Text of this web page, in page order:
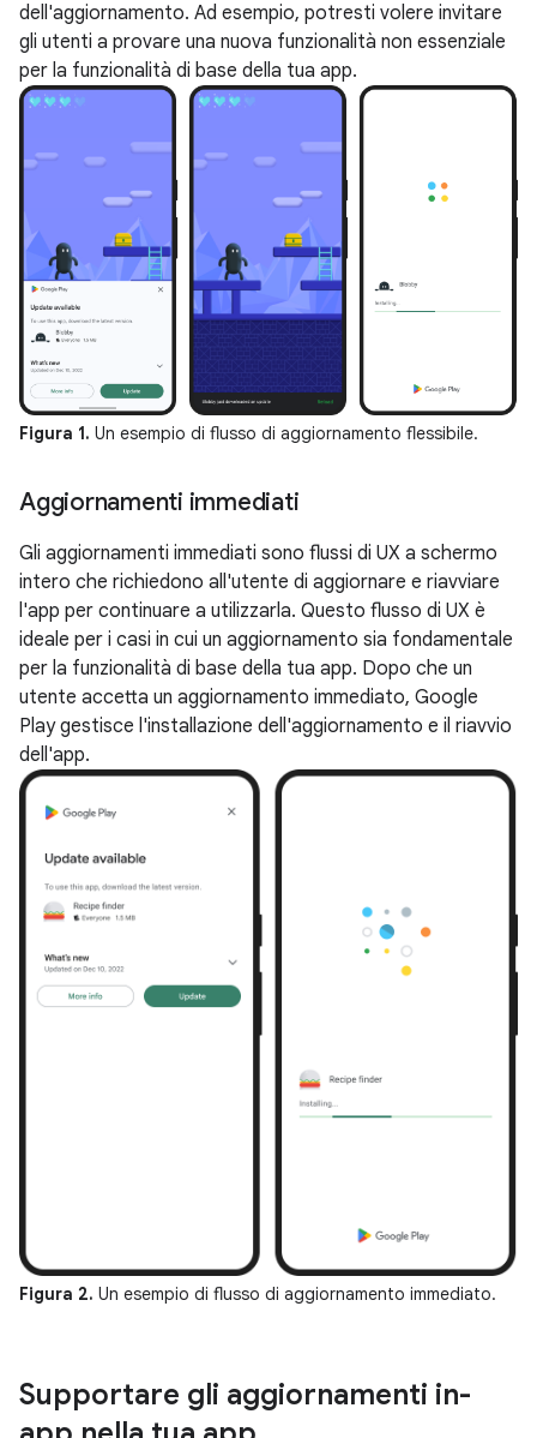
dell'aggiornamento. Ad esempio, potresti volere invitare
gli utenti a provare una nuova funzionalità non essenziale
per la funzionalità di base della tua app.
Figura 1. Un esempio di flusso di aggiornamento flessibile.
Aggiornamenti immediati
Gli aggiornamenti immediati sono flussi di UX a schermo
intero che richiedono all'utente di aggiornare e riavviare
l'app per continuare a utilizzarla. Questo flusso di UX è
ideale per i casi in cui un aggiornamento sia fondamentale
per la funzionalità di base della tua app. Dopo che un
utente accetta un aggiornamento immediato, Google
Play gestisce l'installazione dell'aggiornamento e il riavvio
dell'app.
Figura 2. Un esempio di flusso di aggiornamento immediato.
Supportare gli aggiornamenti in-